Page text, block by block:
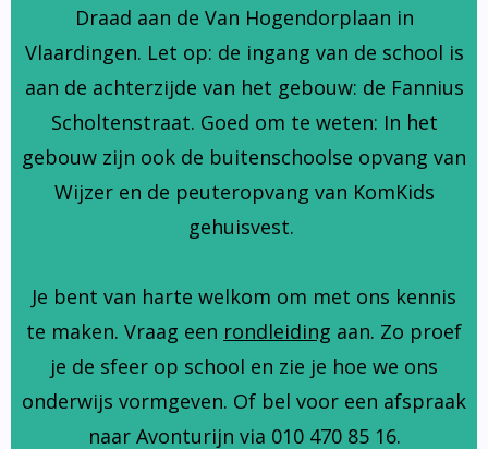
Draad aan de Van Hogendorplaan in
Vlaardingen. Let op: de ingang van de school is
aan de achterzijde van het gebouw: de Fannius
Scholtenstraat. Goed om te weten: In het
gebouw zijn ook de buitenschoolse opvang van
Wijzer en de peuteropvang van KomKids
gehuisvest.
Je bent van harte welkom om met ons kennis
te maken. Vraag een rondleiding aan. Zo proef
je de sfeer op school en zie je hoe we ons
onderwijs vormgeven. Of bel voor een afspraak
naar Avonturijn via 010 470 85 16.